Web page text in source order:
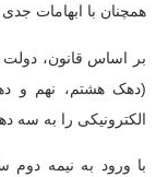
همچنان با ابهامات
بر اساس قانون،
(دهک هشتم، نهم و
الکترونیکی را به سه